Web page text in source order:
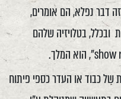
דבר נפלא, הם אומרים,
בטלויזיה שלהם
של כבוד או העדר כספי פיתוח